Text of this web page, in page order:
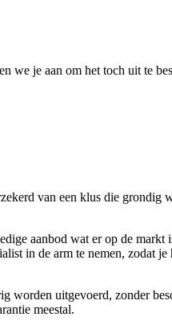
je aan om het toch uit te
van een klus die grondig
aanbod wat er op de markt
in de arm te nemen, zodat
worden uitgevoerd, zonder
meestal.